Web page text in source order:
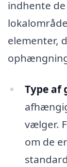
indhente
elementer,
Type af
vælger.
om de